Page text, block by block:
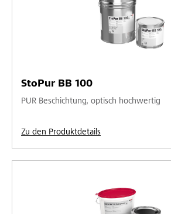
StoPur BB 100
PUR Beschichtung, optisch hochwertig
Zu den Produktdetails